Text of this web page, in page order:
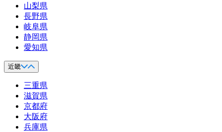
山梨県
長野県
岐阜県
静岡県
愛知県
近畿
三重県
滋賀県
京都府
大阪府
兵庫県